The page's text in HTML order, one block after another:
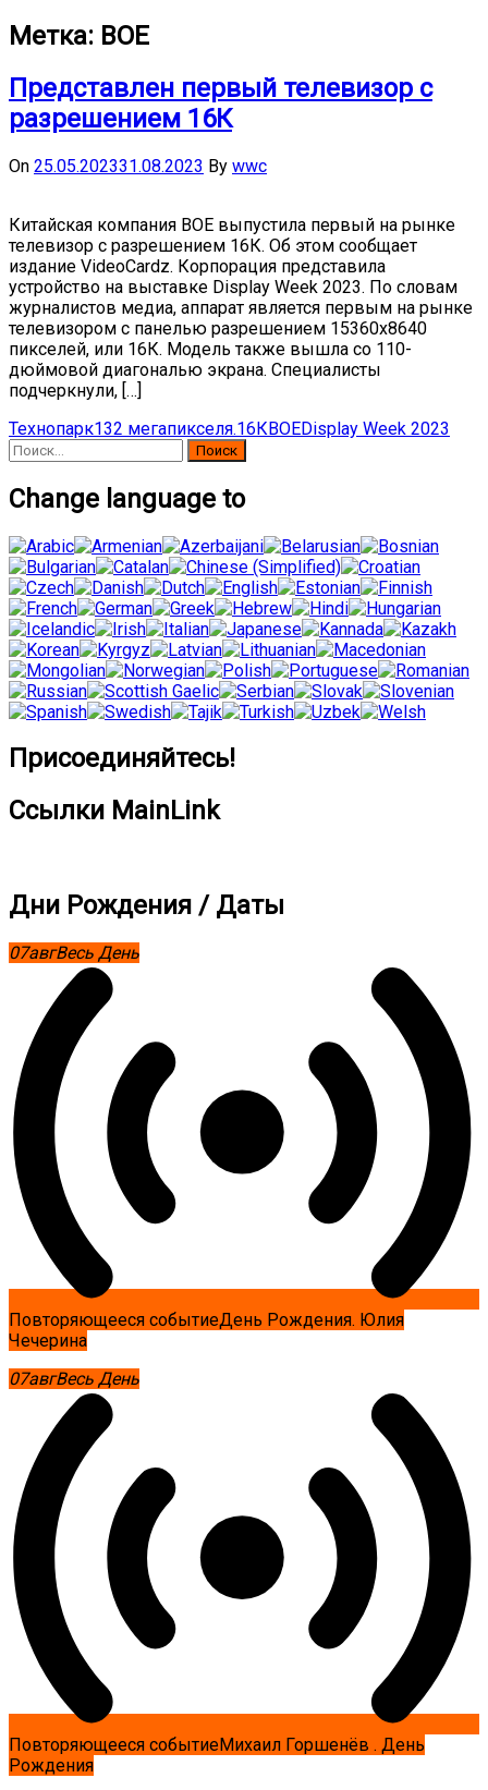
Метка: BOE
Представлен первый телевизор с
разрешением 16К
On 25.05.202331.08.2023 By wwc
Китайская компания BOE выпустила первый на рынке
телевизор с разрешением 16К. Об этом сообщает
издание VideoCardz. Корпорация представила
устройство на выставке Display Week 2023. По словам
журналистов медиа, аппарат является первым на рынке
телевизором с панелью разрешением 15360х8640
пикселей, или 16К. Модель также вышла со 110-
дюймовой диагональю экрана. Специалисты
подчеркнули, […]
Технопарк132 мегапикселя.16КBOEDisplay Week 2023
Найти:
Change language to
Присоединяйтесь!
Ссылки MainLink
Дни Рождения / Даты
07авгВесь День
Повторяющееся событиеДень Рождения. Юлия
Чечерина
07авгВесь День
Повторяющееся событиеМихаил Горшенёв . День
Рождения